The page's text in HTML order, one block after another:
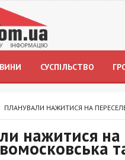
СУСПІЛЬСТВО
ПЛАНУВАЛИ НАЖИТИСЯ НА
нажитися